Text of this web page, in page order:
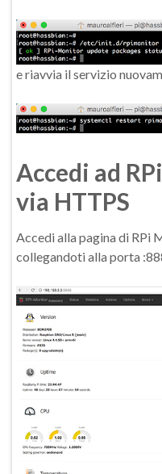
e riavvia il servizio
Accedi ad
via HTTPS
Accedi alla pagina di RPi
collegandoti alla porta